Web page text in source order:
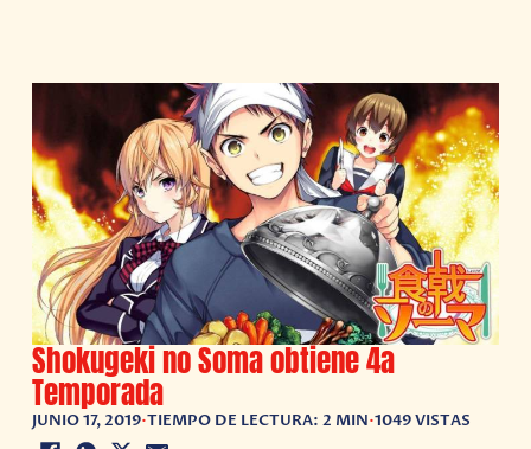
Shokugeki no Soma obtiene 4a
Temporada
JUNIO 17, 2019•TIEMPO DE LECTURA: 2 MIN•1049 VISTAS